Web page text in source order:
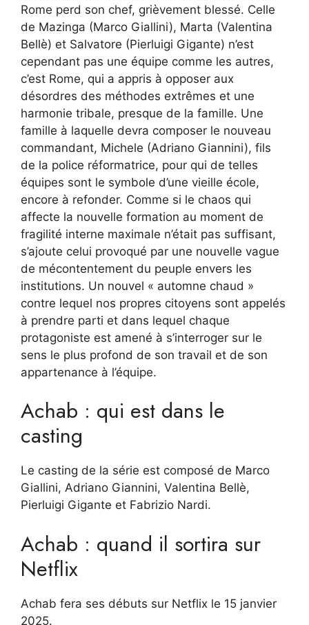
Rome perd son chef, grièvement blessé. Celle
de Mazinga (Marco Giallini), Marta (Valentina
Bellè) et Salvatore (Pierluigi Gigante) n’est
cependant pas une équipe comme les autres,
c’est Rome, qui a appris à opposer aux
désordres des méthodes extrêmes et une
harmonie tribale, presque de la famille. Une
famille à laquelle devra composer le nouveau
commandant, Michele (Adriano Giannini), fils
de la police réformatrice, pour qui de telles
équipes sont le symbole d’une vieille école,
encore à refonder. Comme si le chaos qui
affecte la nouvelle formation au moment de
fragilité interne maximale n’était pas suffisant,
s’ajoute celui provoqué par une nouvelle vague
de mécontentement du peuple envers les
institutions. Un nouvel « automne chaud »
contre lequel nos propres citoyens sont appelés
à prendre parti et dans lequel chaque
protagoniste est amené à s’interroger sur le
sens le plus profond de son travail et de son
appartenance à l’équipe.
Achab : qui est dans le
casting
Le casting de la série est composé de Marco
Giallini, Adriano Giannini, Valentina Bellè,
Pierluigi Gigante et Fabrizio Nardi.
Achab : quand il sortira sur
Netflix
Achab fera ses débuts sur Netflix le 15 janvier
2025.